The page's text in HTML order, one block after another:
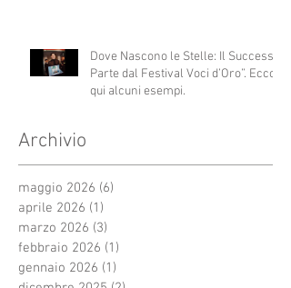
Dove Nascono le Stelle: Il Successo
Parte dal Festival Voci d’Oro”. Ecco
qui alcuni esempi.
Archivio
maggio 2026 (6)
aprile 2026 (1)
marzo 2026 (3)
febbraio 2026 (1)
gennaio 2026 (1)